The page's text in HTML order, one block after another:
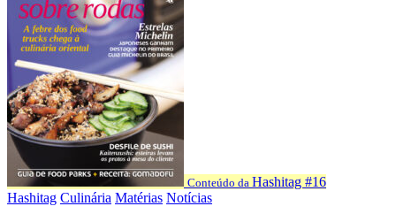
Conteúdo da Hashitag #16
Hashitag Culinária Matérias Notícias